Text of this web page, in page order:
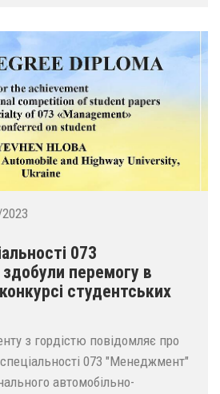
073
перемогу в
студентських
з гордістю повідомляє про
073 "Менеджмент"
автомобільно-